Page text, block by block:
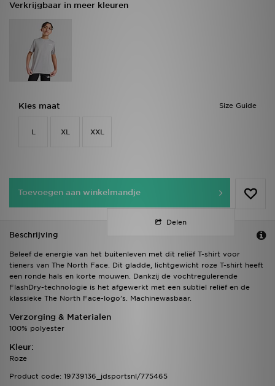
Verkrijgbaar in meer kleuren
Size Guide
Kies maat
L XL XXL
Toevoegen aan winkelmandje
Delen
Beschrijving
Beleef de energie van het buitenleven met dit reliëf T-shirt voor
tieners van The North Face. Dit gladde, lichtgewicht roze T-shirt heeft
een ronde hals en korte mouwen. Dankzij de vochtregulerende
FlashDry-technologie is het afgewerkt met een subtiel reliëf en de
klassieke The North Face-logo's. Machinewasbaar.
Verzorging & Materialen
100% polyester
Kleur:
Roze
Product code: 19739136_jdsportsnl/775465